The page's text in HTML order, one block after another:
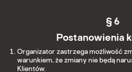
§ 6
Postanowienia
Organizator zastrzega możliwość
warunkiem, że zmiany nie będą
Klientów.